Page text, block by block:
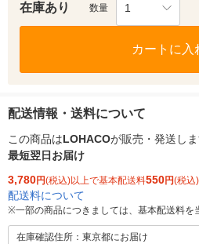
在庫あり 数量 1
カートに入
配送情報・送料について
この商品はLOHACOが販売・発送しま
最短翌日お届け
3,780円(税込)以上で基本配送料550円(税込)
配送料について
※一部の商品につきましては、基本配送料を
在庫確認住所：東京都にお届け